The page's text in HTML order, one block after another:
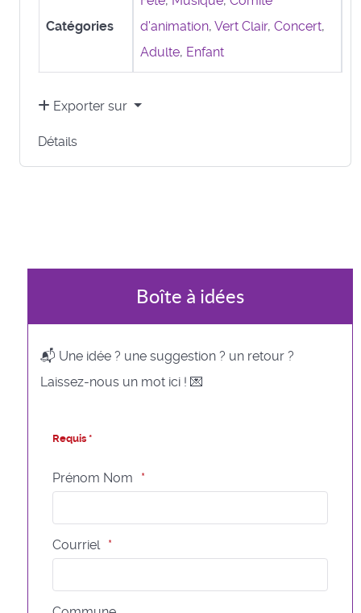
Catégories
d'animation, Vert Clair, Concert,
Adulte, Enfant
Exporter sur
Détails
Boîte à idées
📬 Une idée ? une suggestion ? un retour ?
Laissez-nous un mot ici ! 💌
Requis *
Prénom Nom
Courriel